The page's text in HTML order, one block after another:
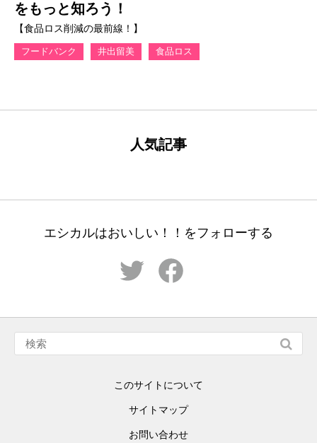
をもっと知ろう！
【食品ロス削減の最前線！】
フードバンク 井出留美 食品ロス
人気記事
エシカルはおいしい！！をフォローする
このサイトについて
サイトマップ
お問い合わせ